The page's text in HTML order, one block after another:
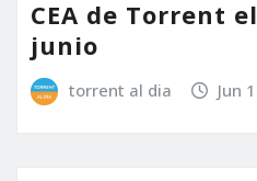
CEA de Torrent
junio
torrent al dia Jun